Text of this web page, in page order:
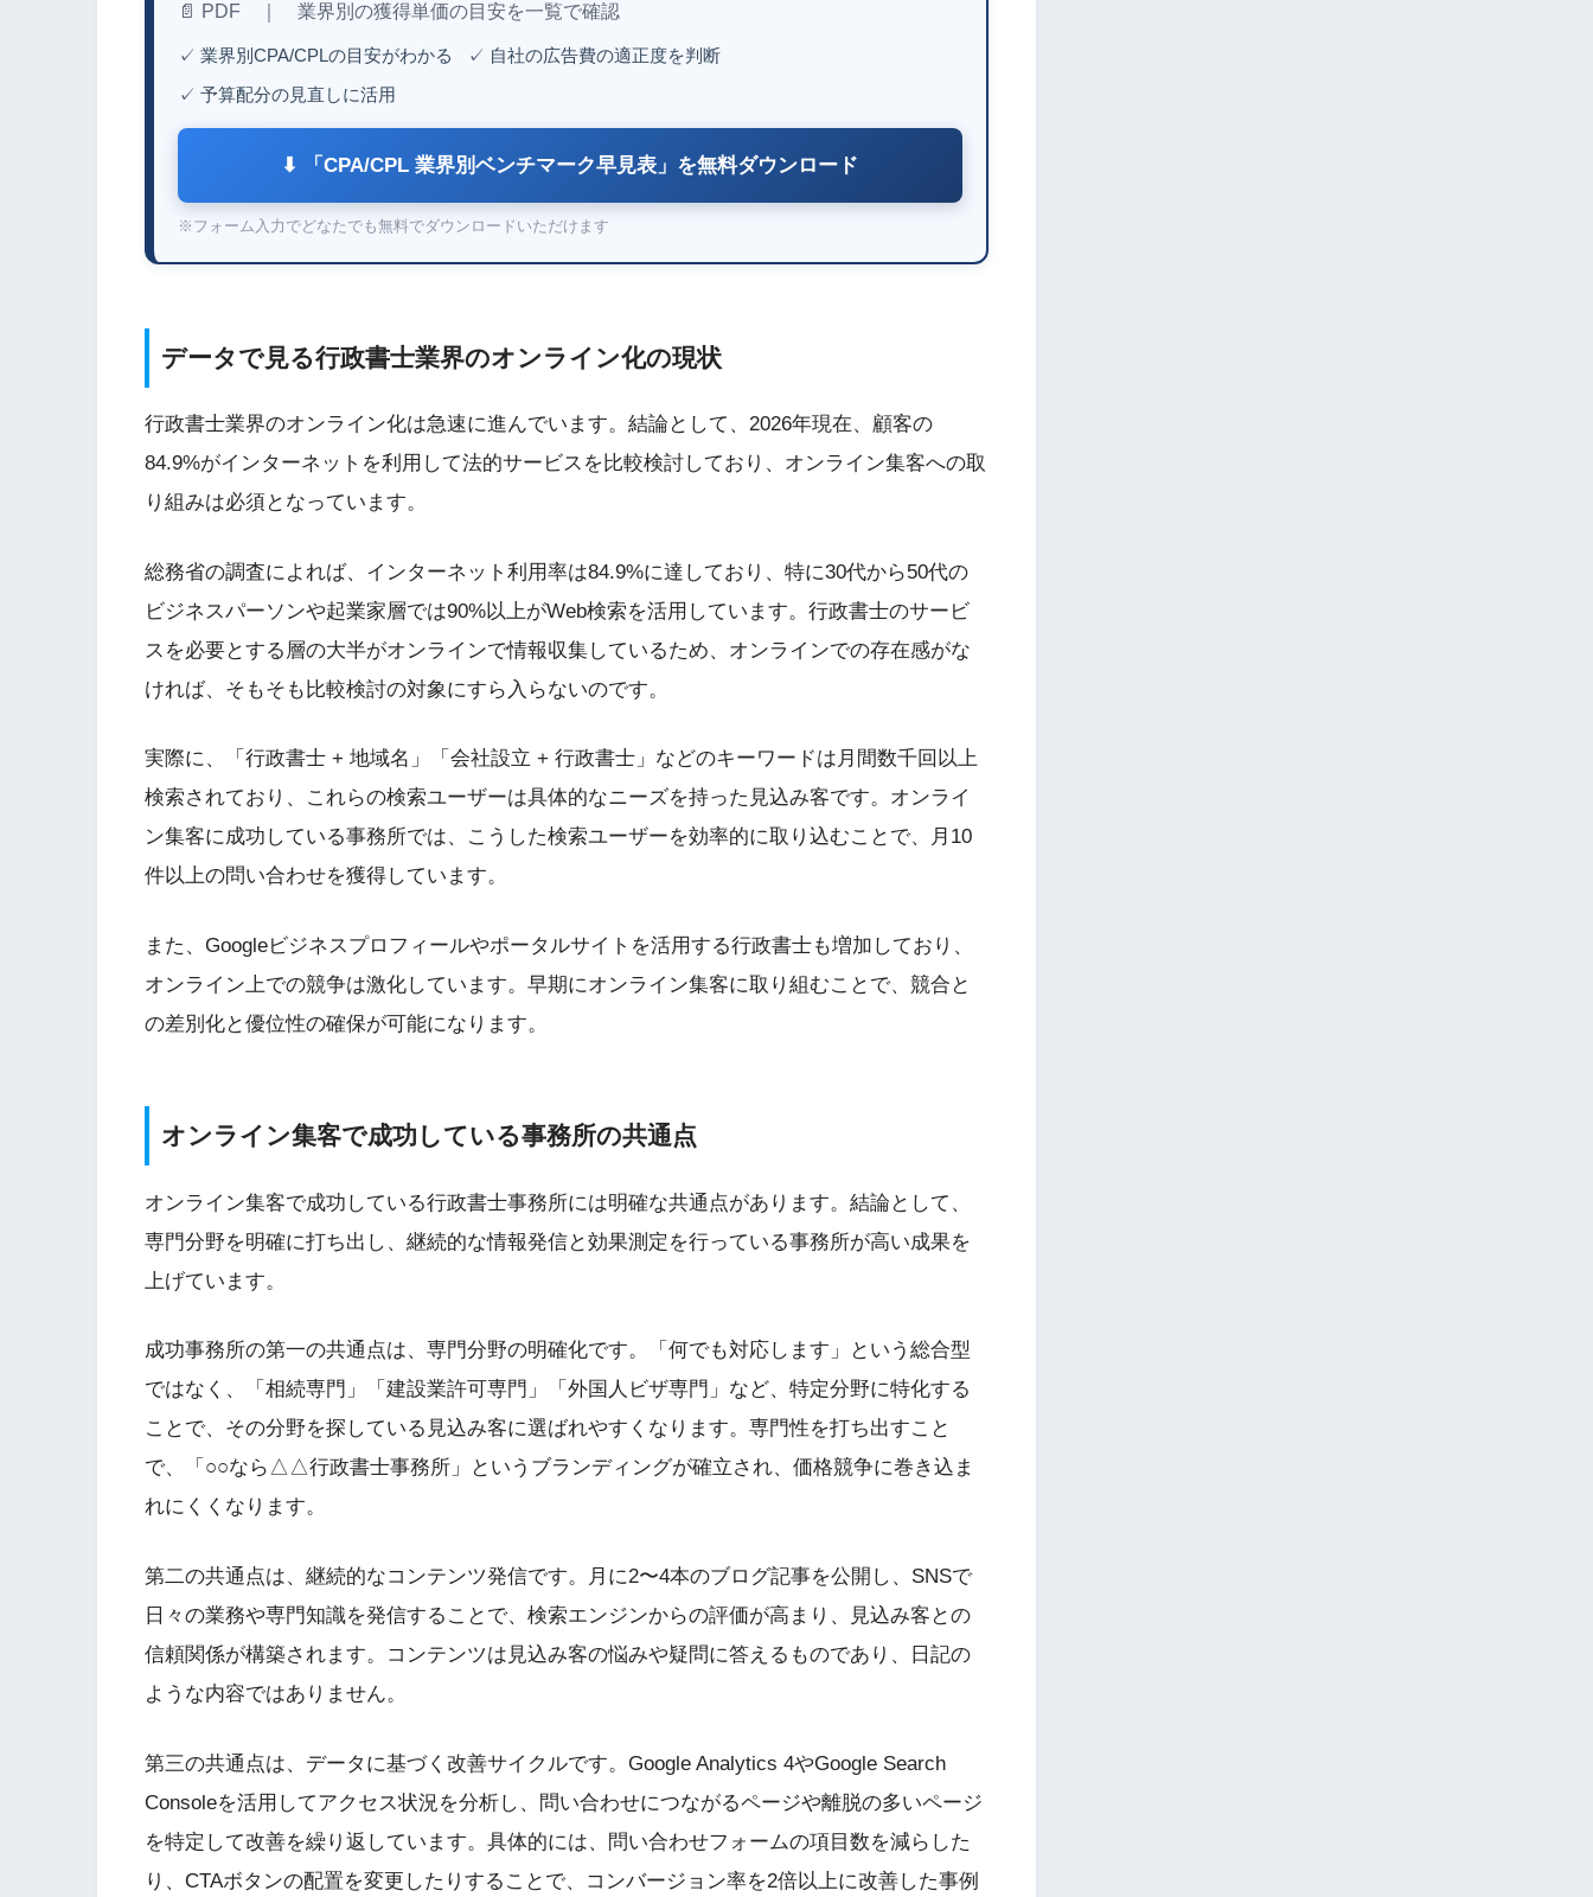
📄 PDF ｜ 業界別の獲得単価の目安を一覧で確認
✓ 業界別CPA/CPLの目安がわかる
✓ 自社の広告費の適正度を判断
✓ 予算配分の見直しに活用
⬇ 「CPA/CPL 業界別ベンチマーク早見表」を無料ダウンロード
※フォーム入力でどなたでも無料でダウンロードいただけます
データで見る行政書士業界のオンライン化の現状
行政書士業界のオンライン化は急速に進んでいます。結論として、2026年現在、顧客の
84.9%がインターネットを利用して法的サービスを比較検討しており、オンライン集客への取
り組みは必須となっています。
総務省の調査によれば、インターネット利用率は84.9%に達しており、特に30代から50代の
ビジネスパーソンや起業家層では90%以上がWeb検索を活用しています。行政書士のサービ
スを必要とする層の大半がオンラインで情報収集しているため、オンラインでの存在感がな
ければ、そもそも比較検討の対象にすら入らないのです。
実際に、「行政書士 + 地域名」「会社設立 + 行政書士」などのキーワードは月間数千回以上
検索されており、これらの検索ユーザーは具体的なニーズを持った見込み客です。オンライ
ン集客に成功している事務所では、こうした検索ユーザーを効率的に取り込むことで、月10
件以上の問い合わせを獲得しています。
また、Googleビジネスプロフィールやポータルサイトを活用する行政書士も増加しており、
オンライン上での競争は激化しています。早期にオンライン集客に取り組むことで、競合と
の差別化と優位性の確保が可能になります。
オンライン集客で成功している事務所の共通点
オンライン集客で成功している行政書士事務所には明確な共通点があります。結論として、
専門分野を明確に打ち出し、継続的な情報発信と効果測定を行っている事務所が高い成果を
上げています。
成功事務所の第一の共通点は、専門分野の明確化です。「何でも対応します」という総合型
ではなく、「相続専門」「建設業許可専門」「外国人ビザ専門」など、特定分野に特化する
ことで、その分野を探している見込み客に選ばれやすくなります。専門性を打ち出すこと
で、「○○なら△△行政書士事務所」というブランディングが確立され、価格競争に巻き込ま
れにくくなります。
第二の共通点は、継続的なコンテンツ発信です。月に2〜4本のブログ記事を公開し、SNSで
日々の業務や専門知識を発信することで、検索エンジンからの評価が高まり、見込み客との
信頼関係が構築されます。コンテンツは見込み客の悩みや疑問に答えるものであり、日記の
ような内容ではありません。
第三の共通点は、データに基づく改善サイクルです。Google Analytics 4やGoogle Search
Consoleを活用してアクセス状況を分析し、問い合わせにつながるページや離脱の多いページ
を特定して改善を繰り返しています。具体的には、問い合わせフォームの項目数を減らした
り、CTAボタンの配置を変更したりすることで、コンバージョン率を2倍以上に改善した事例